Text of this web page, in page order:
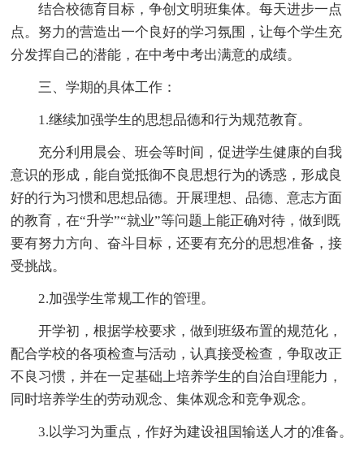
结合校德育目标，争创文明班集体。每天进步一点
点。努力的营造出一个良好的学习氛围，让每个学生充
分发挥自己的潜能，在中考中考出满意的成绩。
三、学期的具体工作：
1.继续加强学生的思想品德和行为规范教育。
充分利用晨会、班会等时间，促进学生健康的自我
意识的形成，能自觉抵御不良思想行为的诱惑，形成良
好的行为习惯和思想品德。开展理想、品德、意志方面
的教育，在“升学”“就业”等问题上能正确对待，做到既
要有努力方向、奋斗目标，还要有充分的思想准备，接
受挑战。
2.加强学生常规工作的管理。
开学初，根据学校要求，做到班级布置的规范化，
配合学校的各项检查与活动，认真接受检查，争取改正
不良习惯，并在一定基础上培养学生的自治自理能力，
同时培养学生的劳动观念、集体观念和竞争观念。
3.以学习为重点，作好为建设祖国输送人才的准备。